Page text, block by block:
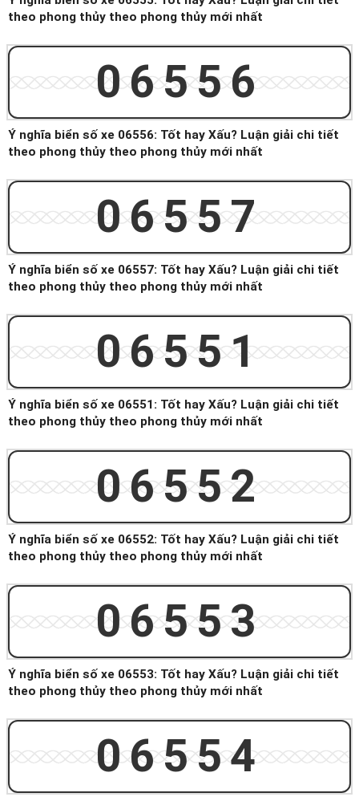
theo phong thủy theo phong thủy mới nhất
06556
Ý nghĩa biển số xe 06556: Tốt hay Xấu? Luận giải chi tiết
theo phong thủy theo phong thủy mới nhất
06557
Ý nghĩa biển số xe 06557: Tốt hay Xấu? Luận giải chi tiết
theo phong thủy theo phong thủy mới nhất
06551
Ý nghĩa biển số xe 06551: Tốt hay Xấu? Luận giải chi tiết
theo phong thủy theo phong thủy mới nhất
06552
Ý nghĩa biển số xe 06552: Tốt hay Xấu? Luận giải chi tiết
theo phong thủy theo phong thủy mới nhất
06553
Ý nghĩa biển số xe 06553: Tốt hay Xấu? Luận giải chi tiết
theo phong thủy theo phong thủy mới nhất
06554